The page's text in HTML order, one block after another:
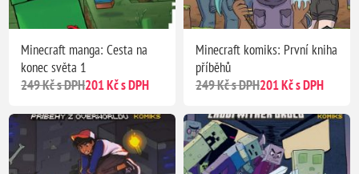
Minecraft manga: Cesta na
konec světa 1
249 Kč s DPH201 Kč s DPH
Minecraft komiks: První kniha
příběhů
249 Kč s DPH201 Kč s DPH